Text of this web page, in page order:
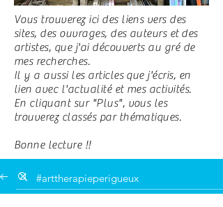
Vous trouverez ici des liens vers des
sites, des ouvrages, des auteurs et des
artistes, que j'ai découverts au gré de
mes recherches.
Il y a aussi les articles que j'écris, en
lien avec l'actualité et mes activités.
En cliquant sur "Plus", vous les
trouverez classés par thématiques.
Bonne lecture !!